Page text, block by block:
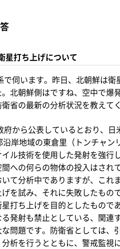
星打ち上げについて
で伺います。昨日、北朝鮮は
北朝鮮側はですね、空中で
省の最新の分析状況を教えて
府から公表しているとおり、
岸地域の東倉里（トンチャ
ル技術を使用した発射を強
への何らの物体の投入はさ
て分析中でありますが、こ
を試み、それに失敗したもの
打ち上げを目的としたもので
発射も禁止としている、関
問題です。防衛省としては、
析を行うとともに、警戒監視